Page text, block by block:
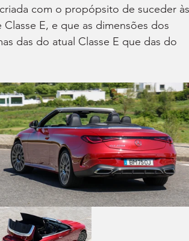
com o propópsito de suceder
E, e que as dimensões dos
das do atual Classe E que das do